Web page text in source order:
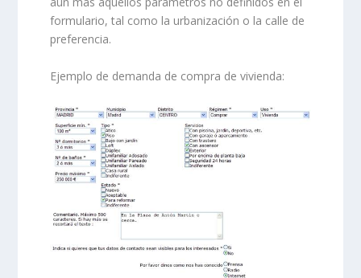
formulario, tal como la urbanización o la calle de
preferencia.
Ejemplo de demanda de compra de vivienda: